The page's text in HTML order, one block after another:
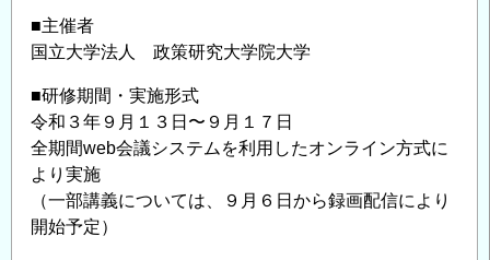
の
■主催者
国立大学法人 政策研究大学院大学
■研修期間・実施形式
令和３年９月１３日〜９月１７日
全期間web会議システムを利⽤したオンライン⽅式に
より実施
（⼀部講義については、９月６日から録画配信により
開始予定）